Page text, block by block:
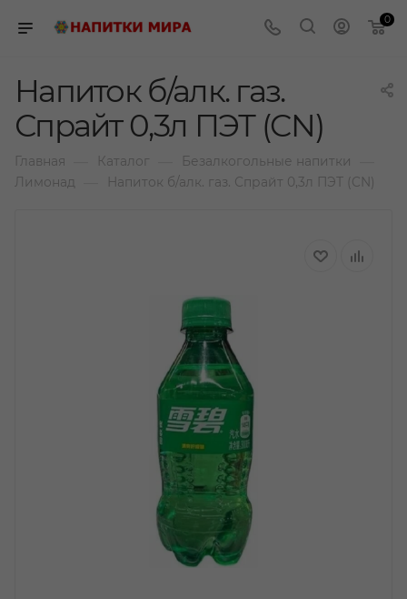
0
Напиток б/алк. газ.
Спрайт 0,3л ПЭТ (CN)
Главная Каталог Безалкогольные напитки
Лимонад Напиток б/алк. газ. Спрайт 0,3л ПЭТ (CN)